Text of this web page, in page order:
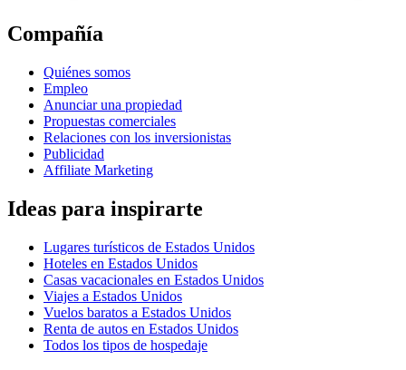
Compañía
Quiénes somos
Empleo
Anunciar una propiedad
Propuestas comerciales
Relaciones con los inversionistas
Publicidad
Affiliate Marketing
Ideas para inspirarte
Lugares turísticos de Estados Unidos
Hoteles en Estados Unidos
Casas vacacionales en Estados Unidos
Viajes a Estados Unidos
Vuelos baratos a Estados Unidos
Renta de autos en Estados Unidos
Todos los tipos de hospedaje